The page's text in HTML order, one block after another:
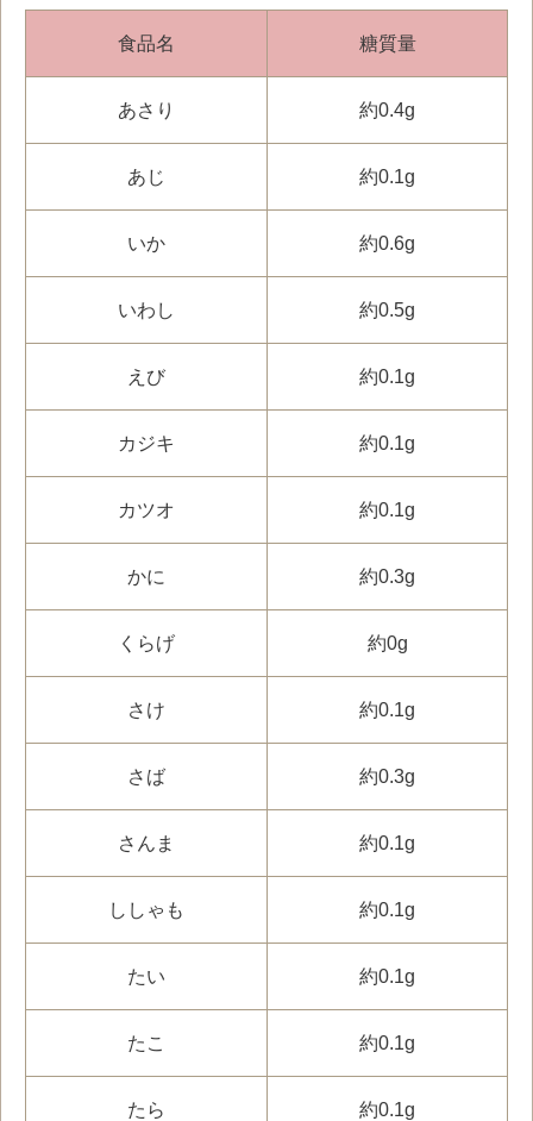
食品名 糖質量
あさり 約0.4g
あじ 約0.1g
いか 約0.6g
いわし 約0.5g
えび 約0.1g
カジキ 約0.1g
カツオ 約0.1g
かに 約0.3g
くらげ 約0g
さけ 約0.1g
さば 約0.3g
さんま 約0.1g
ししゃも 約0.1g
たい 約0.1g
たこ 約0.1g
たら 約0.1g